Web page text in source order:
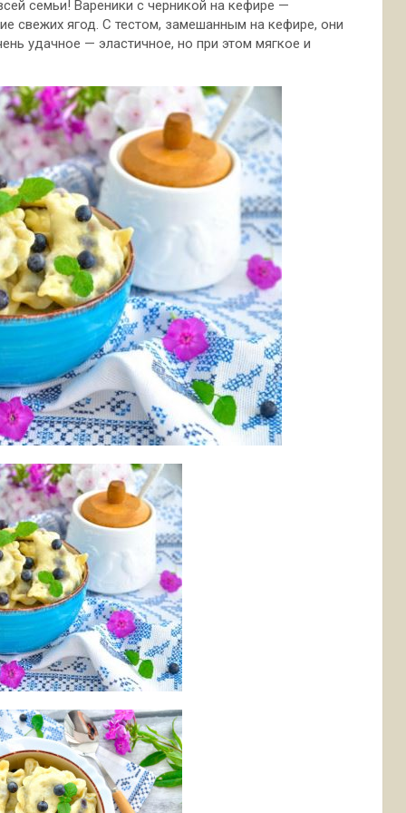
семьи! Вареники с черникой на кефире —
свежих ягод. С тестом, замешанным на кефире, они
удачное — эластичное, но при этом мягкое и